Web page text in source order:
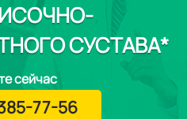
СУСТАВА*
сейчас
77-56